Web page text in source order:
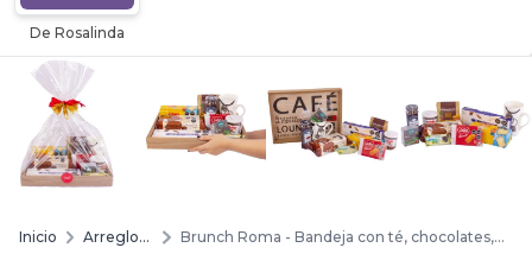
De Rosalinda
Inicio
Arreglos
Brunch Roma - Bandeja con té, chocolates,